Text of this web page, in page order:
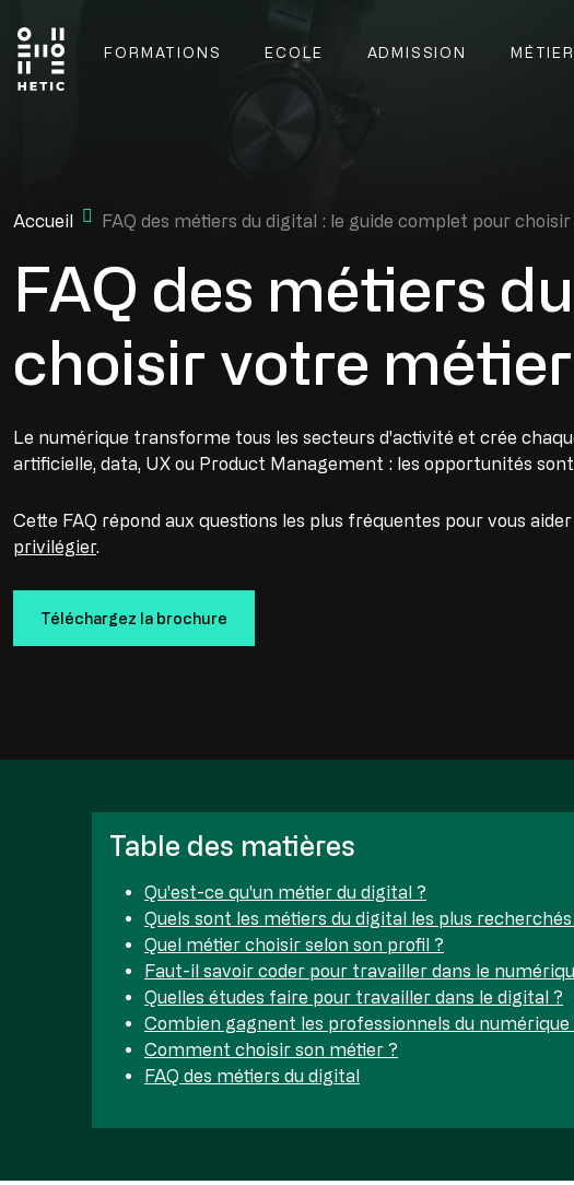
FORMATIONS ECOLE ADMISSION
Mobile navigation
Accueil FAQ des métiers du digital : le guide complet pour
FAQ des métiers
choisir votre
Le numérique transforme tous les secteurs d'activité et crée
artificielle, data, UX ou Product Management : les opportunités
Cette FAQ répond aux questions les plus fréquentes pour vous
privilégier.
Téléchargez la brochure
Table des matières
Qu'est-ce qu'un métier du digital ?
Quels sont les métiers du digital les plus recherchés
Quel métier choisir selon son profil ?
Faut-il savoir coder pour travailler dans le
Quelles études faire pour travailler dans le digital ?
Combien gagnent les professionnels du numérique
Comment choisir son métier ?
FAQ des métiers du digital